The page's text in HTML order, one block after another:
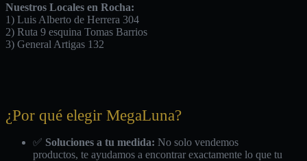
Nuestros Locales en Rocha:
1) Luis Alberto de Herrera 304
2) Ruta 9 esquina Tomas Barrios
3) General Artigas 132
¿Por qué elegir MegaLuna?
✅ Soluciones a tu medida: No solo vendemos
productos, te ayudamos a encontrar exactamente lo que tu